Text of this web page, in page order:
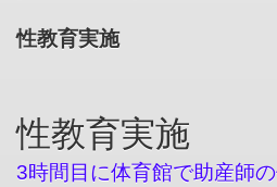
性教育実施
性教育実施
3時間目に体育館で助産師